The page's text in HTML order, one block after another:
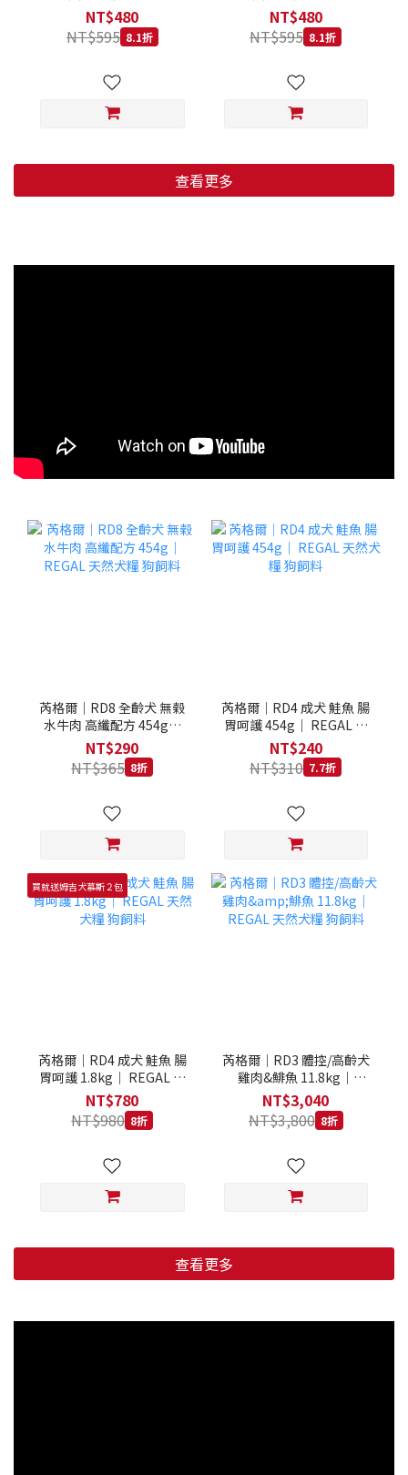
低穀鱈魚甜橙 小顆粒 800G
NT$480
NT$595 8.1折
羊肉藍莓 小顆粒 800G
NT$480
NT$595 8.1折
查看更多
芮格爾｜RD8 全齡犬 無榖
水牛肉 高纖配方 454g｜
REGAL 天然犬糧 狗飼料
NT$290
NT$365 8折
芮格爾｜RD4 成犬 鮭魚 腸
胃呵護 454g｜ REGAL 天
然犬糧 狗飼料
NT$240
NT$310 7.7折
買就送姆吉犬慕斯２包
芮格爾｜RD4 成犬 鮭魚 腸
胃呵護 1.8kg｜ REGAL 天
然犬糧 狗飼料
NT$780
NT$980 8折
芮格爾｜RD3 體控/高齡犬
雞肉&鯡魚 11.8kg｜
REGAL 天然犬糧 狗飼料
NT$3,040
NT$3,800 8折
查看更多